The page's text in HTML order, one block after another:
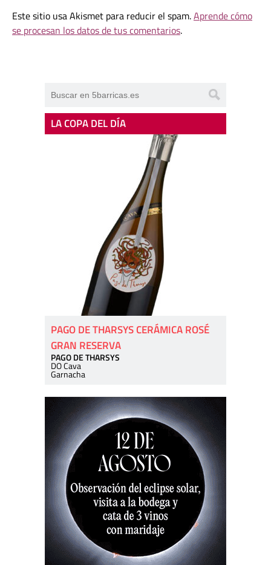
Este sitio usa Akismet para reducir el spam.Aprende cómo
se procesan los datos de tus comentarios.
LA COPA DEL DÍA
PAGO DE THARSYS CERÁMICA ROSÉ
GRAN RESERVA
PAGO DE THARSYS
DO Cava
Garnacha